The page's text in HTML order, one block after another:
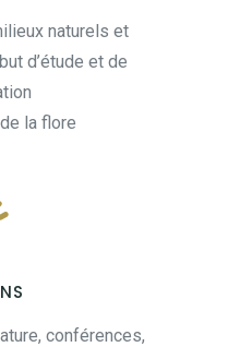
naturels et
d’étude et de
la flore
conférences,